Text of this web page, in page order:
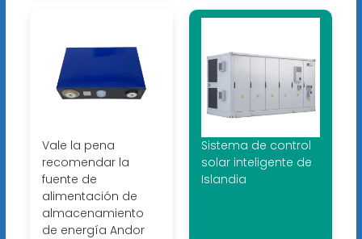
Vale la pena
recomendar la
fuente de
alimentación de
almacenamiento
de energía Andor
Sistema de control
solar inteligente de
Islandia